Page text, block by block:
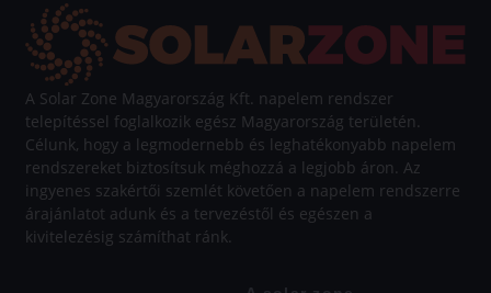
A Solar Zone Magyarország Kft. napelem rendszer
telepítéssel foglalkozik egész Magyarország területén.
Célunk, hogy a legmodernebb és leghatékonyabb napelem
rendszereket biztosítsuk méghozzá a legjobb áron. Az
ingyenes szakértői szemlét követően a napelem rendszerre
árajánlatot adunk és a tervezéstől és egészen a
kivitelezésig számíthat ránk.